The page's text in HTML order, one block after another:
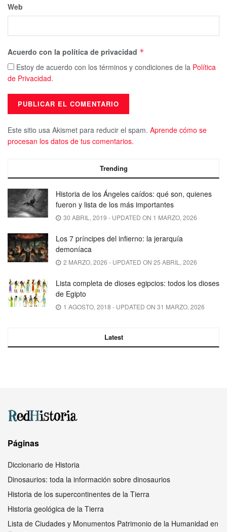
Web
Acuerdo con la política de privacidad *
Estoy de acuerdo con los términos y condiciones de la Política
de Privacidad.
Este sitio usa Akismet para reducir el spam. Aprende cómo se
procesan los datos de tus comentarios.
Trending
Historia de los Ángeles caídos: qué son, quienes
fueron y lista de los más importantes
30 ABRIL, 2019 - UPDATED ON 1 MARZO, 2026
Los 7 príncipes del infierno: la jerarquía
demoníaca
2 MARZO, 2026 - UPDATED ON 25 ABRIL, 2026
Lista completa de dioses egipcios: todos los dioses
de Egipto
1 AGOSTO, 2018 - UPDATED ON 31 MARZO, 2026
Latest
Páginas
Diccionario de Historia
Dinosaurios: toda la información sobre dinosaurios
Historia de los supercontinentes de la Tierra
Historia geológica de la Tierra
Lista de Ciudades y Monumentos Patrimonio de la Humanidad en